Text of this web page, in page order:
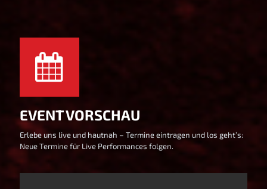
EVENT VORSCHAU
Erlebe uns live und hautnah – Termine eintragen und los geht’s:
Neue Termine für Live Performances folgen.